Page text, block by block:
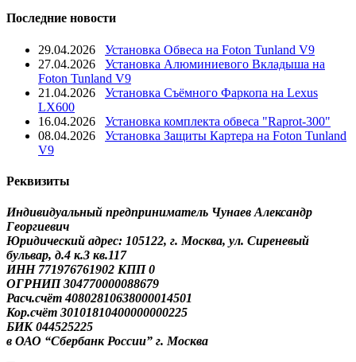
Последние новости
29.04.2026
Установка Обвеса на Foton Tunland V9
27.04.2026
Установка Алюминиевого Вкладыша на
Foton Tunland V9
21.04.2026
Установка Съёмного Фаркопа на Lexus
LX600
16.04.2026
Установка комплекта обвеса "Raprot-300"
08.04.2026
Установка Защиты Картера на Foton Tunland
V9
Реквизиты
Индивидуальный предприниматель Чунаев Александр
Георгиевич
Юридический адрес: 105122, г. Москва, ул. Сиреневый
бульвар, д.4 к.3 кв.117
ИНН 771976761902 КПП 0
ОГРНИП 304770000088679
Расч.счёт 40802810638000014501
Кор.счёт 30101810400000000225
БИК 044525225
в ОАО “Сбербанк России” г. Москва